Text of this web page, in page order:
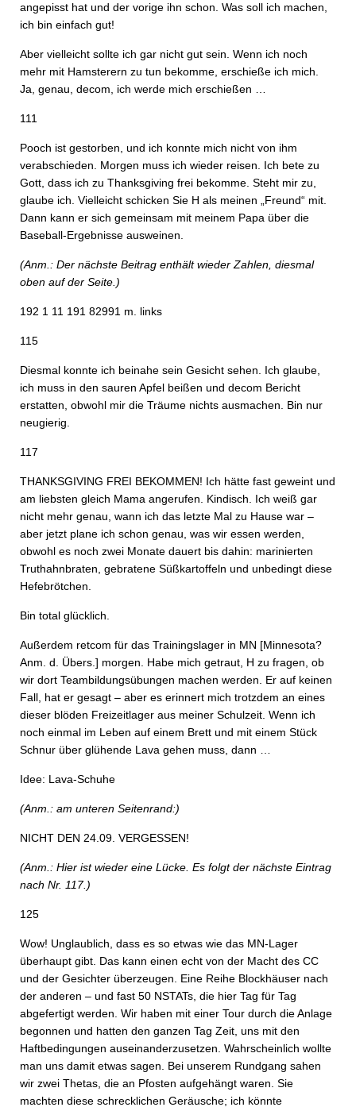
angepisst hat und der vorige ihn schon. Was soll ich machen,
ich bin einfach gut!
Aber vielleicht sollte ich gar nicht gut sein. Wenn ich noch
mehr mit Hamsterern zu tun bekomme, erschieße ich mich.
Ja, genau, decom, ich werde mich erschießen …
111
Pooch ist gestorben, und ich konnte mich nicht von ihm
verabschieden. Morgen muss ich wieder reisen. Ich bete zu
Gott, dass ich zu Thanksgiving frei bekomme. Steht mir zu,
glaube ich. Vielleicht schicken Sie H als meinen „Freund“ mit.
Dann kann er sich gemeinsam mit meinem Papa über die
Baseball-Ergebnisse ausweinen.
(Anm.: Der nächste Beitrag enthält wieder Zahlen, diesmal
oben auf der Seite.)
192 1 11 191 82991 m. links
115
Diesmal konnte ich beinahe sein Gesicht sehen. Ich glaube,
ich muss in den sauren Apfel beißen und decom Bericht
erstatten, obwohl mir die Träume nichts ausmachen. Bin nur
neugierig.
117
THANKSGIVING FREI BEKOMMEN! Ich hätte fast geweint und
am liebsten gleich Mama angerufen. Kindisch. Ich weiß gar
nicht mehr genau, wann ich das letzte Mal zu Hause war –
aber jetzt plane ich schon genau, was wir essen werden,
obwohl es noch zwei Monate dauert bis dahin: marinierten
Truthahnbraten, gebratene Süßkartoffeln und unbedingt diese
Hefebrötchen.
Bin total glücklich.
Außerdem retcom für das Trainingslager in MN [Minnesota?
Anm. d. Übers.] morgen. Habe mich getraut, H zu fragen, ob
wir dort Teambildungsübungen machen werden. Er auf keinen
Fall, hat er gesagt – aber es erinnert mich trotzdem an eines
dieser blöden Freizeitlager aus meiner Schulzeit. Wenn ich
noch einmal im Leben auf einem Brett und mit einem Stück
Schnur über glühende Lava gehen muss, dann …
Idee: Lava-Schuhe
(Anm.: am unteren Seitenrand:)
NICHT DEN 24.09. VERGESSEN!
(Anm.: Hier ist wieder eine Lücke. Es folgt der nächste Eintrag
nach Nr. 117.)
125
Wow! Unglaublich, dass es so etwas wie das MN-Lager
überhaupt gibt. Das kann einen echt von der Macht des CC
und der Gesichter überzeugen. Eine Reihe Blockhäuser nach
der anderen – und fast 50 NSTATs, die hier Tag für Tag
abgefertigt werden. Wir haben mit einer Tour durch die Anlage
begonnen und hatten den ganzen Tag Zeit, uns mit den
Haftbedingungen auseinanderzusetzen. Wahrscheinlich wollte
man uns damit etwas sagen. Bei unserem Rundgang sahen
wir zwei Thetas, die an Pfosten aufgehängt waren. Sie
machten diese schrecklichen Geräusche; ich könnte